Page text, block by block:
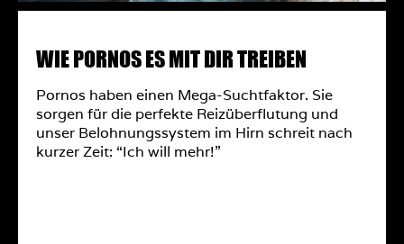
WIE PORNOS ES MIT DIR TREIBEN
Pornos haben einen Mega-Suchtfaktor. Sie
sorgen für die perfekte Reizüberflutung und
unser Belohnungssystem im Hirn schreit nach
kurzer Zeit: “Ich will mehr!”